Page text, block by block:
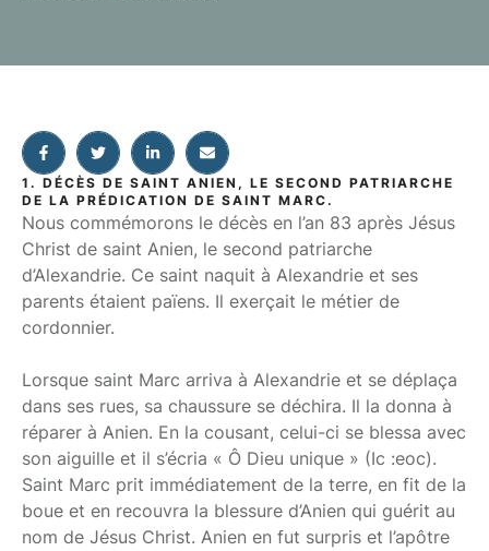
1. DÉCÈS DE SAINT ANIEN, LE SECOND PATRIARCHE
DE LA PRÉDICATION DE SAINT MARC.
Nous commémorons le décès en l’an 83 après Jésus
Christ de saint Anien, le second patriarche
d’Alexandrie. Ce saint naquit à Alexandrie et ses
parents étaient païens. Il exerçait le métier de
cordonnier.
Lorsque saint Marc arriva à Alexandrie et se déplaça
dans ses rues, sa chaussure se déchira. Il la donna à
réparer à Anien. En la cousant, celui-ci se blessa avec
son aiguille et il s’écria « Ô Dieu unique » (Ic :eoc).
Saint Marc prit immédiatement de la terre, en fit de la
boue et en recouvra la blessure d’Anien qui guérit au
nom de Jésus Christ. Anien en fut surpris et l’apôtre